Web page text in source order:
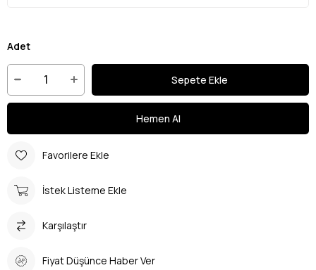
Adet
Favorilere Ekle
İstek Listeme Ekle
Karşılaştır
Fiyat Düşünce Haber Ver